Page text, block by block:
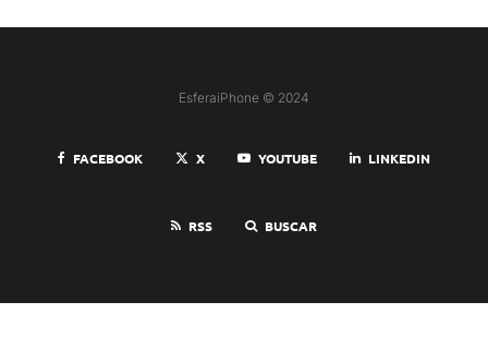
EsferaiPhone © 2024
FACEBOOK X YOUTUBE LINKEDIN
RSS BUSCAR